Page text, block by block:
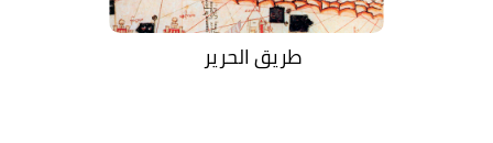
طريق الحرير